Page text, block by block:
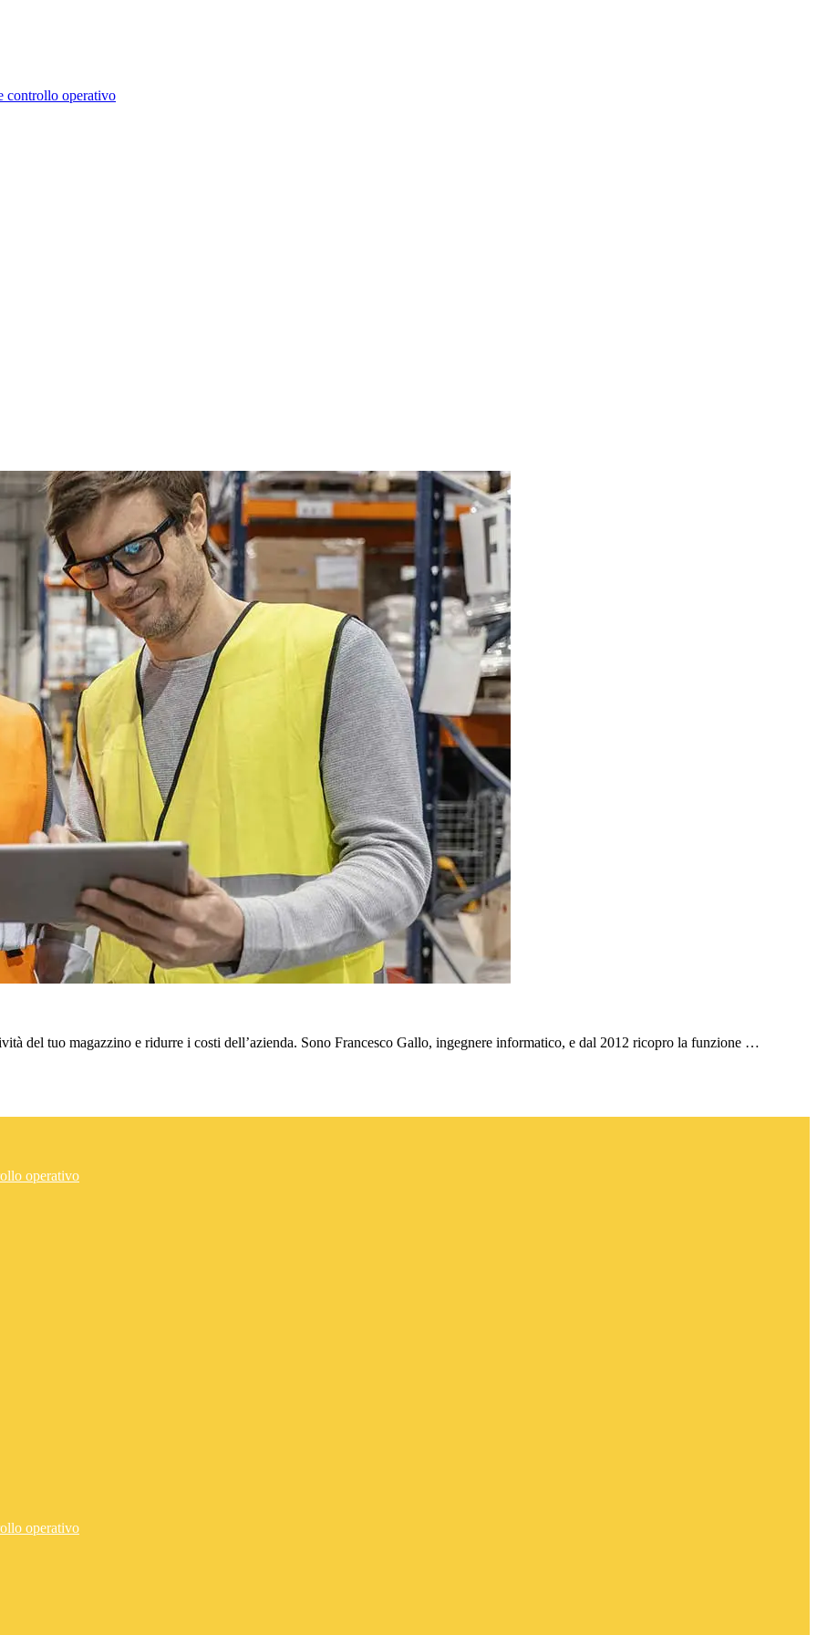
controllo operativo
del tuo magazzino e ridurre i costi dell’azienda. Sono Francesco Gallo, ingegnere informatico, e dal 2012 ricopro la funzione …
operativo
operativo